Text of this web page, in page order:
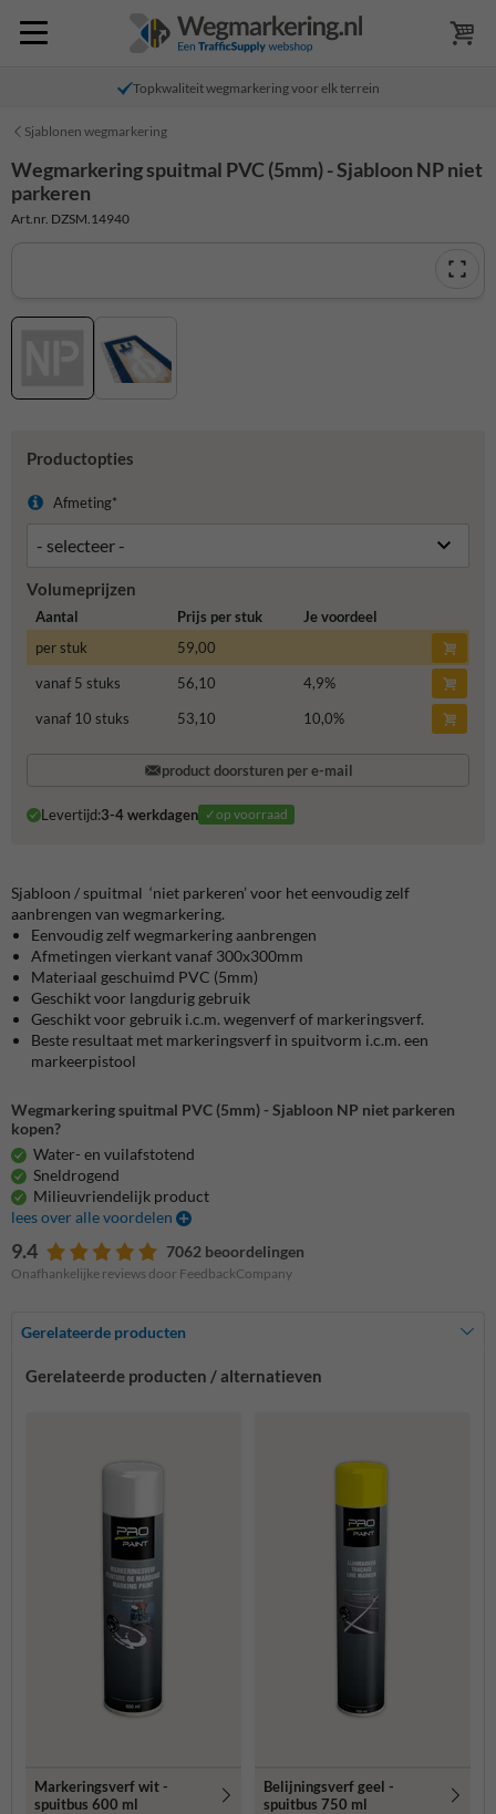
Topkwaliteit wegmarkering voor elk terrein
Sjablonen wegmarkering
Wegmarkering spuitmal PVC (5mm) - Sjabloon NP niet
parkeren
Art.nr. DZSM.14940
Productopties
Afmeting*
Volumeprijzen
Aantal Prijs per stuk
Je voordeel
per stuk
59,00
vanaf 5 stuks
56,10 4,9%
vanaf 10 stuks
53,10 10,0%
product doorsturen per e-mail
Levertijd:3-4 werkdagen ✓op voorraad
Sjabloon / spuitmal ‘niet parkeren’ voor het eenvoudig zelf
aanbrengen van wegmarkering.
Eenvoudig zelf wegmarkering aanbrengen
Afmetingen vierkant vanaf 300x300mm
Materiaal geschuimd PVC (5mm)
Geschikt voor langdurig gebruik
Geschikt voor gebruik i.c.m. wegenverf of markeringsverf.
Beste resultaat met markeringsverf in spuitvorm i.c.m. een
markeerpistool
Wegmarkering spuitmal PVC (5mm) - Sjabloon NP niet parkeren
kopen?
Water- en vuilafstotend
Sneldrogend
Milieuvriendelijk product
lees over alle voordelen
9.4 7062 beoordelingen
Onafhankelijke reviews door FeedbackCompany
Gerelateerde producten
Gerelateerde producten / alternatieven
Markeringsverf wit -
spuitbus 600 ml
Belijningsverf geel -
spuitbus 750 ml